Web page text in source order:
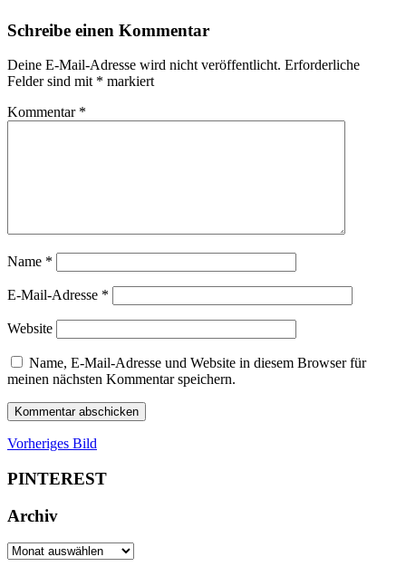
Schreibe einen Kommentar
Deine E-Mail-Adresse wird nicht veröffentlicht. Erforderliche
Felder sind mit * markiert
Kommentar *
Name *
E-Mail-Adresse *
Website
Name, E-Mail-Adresse und Website in diesem Browser für
meinen nächsten Kommentar speichern.
Vorheriges Bild
PINTEREST
Archiv
Archiv